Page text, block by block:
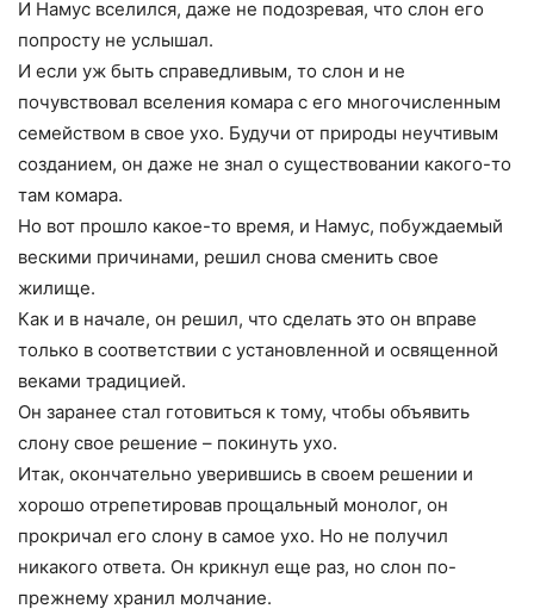
И Намус вселился, даже не подозревая, что слон его
попросту не услышал.
И если уж быть справедливым, то слон и не
почувствовал вселения комара с его многочисленным
семейством в свое ухо. Будучи от природы неучтивым
созданием, он даже не знал о существовании какого-то
там комара.
Но вот прошло какое-то время, и Намус, побуждаемый
вескими причинами, решил снова сменить свое
жилище.
Как и в начале, он решил, что сделать это он вправе
только в соответствии с установленной и освященной
веками традицией.
Он заранее стал готовиться к тому, чтобы объявить
слону свое решение – покинуть ухо.
Итак, окончательно уверившись в своем решении и
хорошо отрепетировав прощальный монолог, он
прокричал его слону в самое ухо. Но не получил
никакого ответа. Он крикнул еще раз, но слон по-
прежнему хранил молчание.